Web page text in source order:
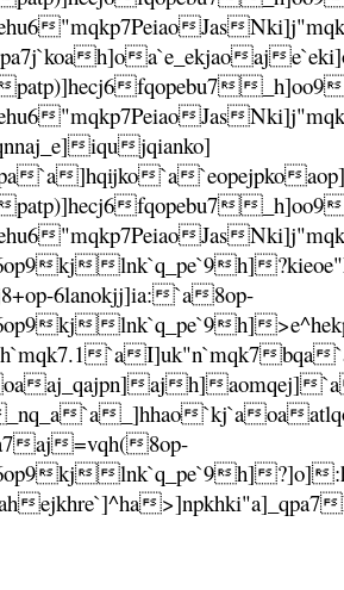
"mqkp7PeiaoJas
h]oa`e_ekjaoaj
fqopebu7_h]oo9
"mqkp7PeiaoJas
iqujqianko]
`a]hqijko`a`eopejpko
fqopebu7_h]oo9
"mqkp7PeiaoJas
kjlnk`q_pe`9h]
6lanokjj]ia:`a8op-
kjlnk`q_pe`9h]
`aI]uk"n`mqk7
aj_qajpn]ajh]aomqej]
`a_]hhao`kj`aoa
aj=vqh(8op-
kjlnk`q_pe`9h]?]o]
ejkhre`]^ha>]npkhki"a]_qpa7